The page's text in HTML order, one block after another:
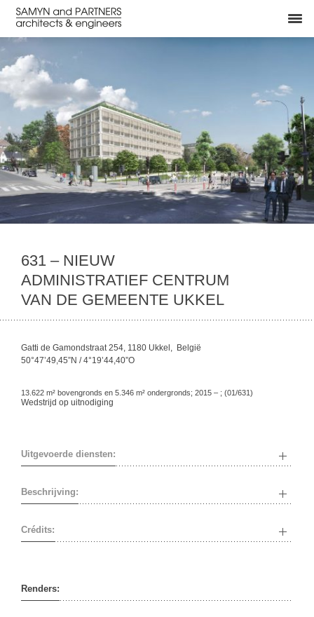
631 – NIEUW
ADMINISTRATIEF CENTRUM
VAN DE GEMEENTE UKKEL
Gatti de Gamondstraat 254, 1180 Ukkel, België
50°47’49,45”N / 4°19’44,40”O
13.622 m² bovengronds en 5.346 m² ondergronds; 2015 – ; (01/631)
Wedstrijd op uitnodiging
Uitgevoerde diensten:
Beschrijving:
Crédits:
Renders: